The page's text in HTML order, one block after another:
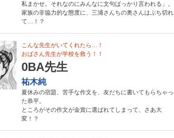
私まかせ。それなのにみんなに文句ばっかり言われる」。
家族の非協力的な態度に、三浦さんちの奥さんはぶち切れ
て…！？
こんな先生がいてくれたら…！
おばさん先生が学校を救う！！
0BA先生
祐木純
夏休みの宿題、苦手な作文を、友だちに書いてもらちゃっ
た恭平。
ところがその作文が金賞に選ばれてしまって、さあ大
変！？